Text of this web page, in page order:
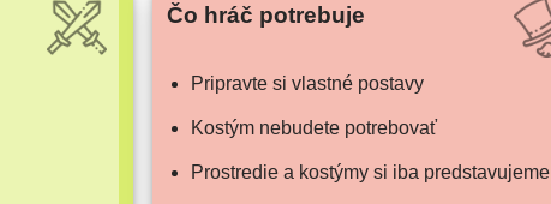
Čo hráč potrebuje
Pripravte si vlast­né postavy
Kostým nebu­de­te potrebovať
Prostredie a kos­tý­my si iba predstavujeme